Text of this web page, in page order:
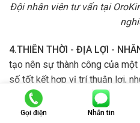
Đội nhân viên tư vấn tại
4.THIÊN THỜI - ĐỊA LỢI -
tạo nên sự thành công của
số tốt kết hợp vị trí thuận lợi,
hòa hợp sẽ không thể tạo nên
trọng ấy, OroKingAuto luôn
Gọi điện Nhắn tin